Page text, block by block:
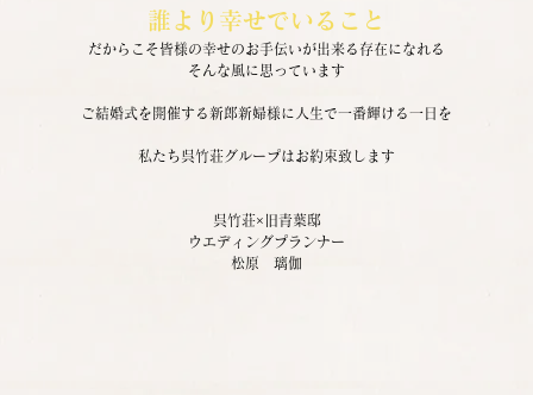
誰より幸せでいること
だからこそ皆様の幸せのお手伝いが出来る存在になれる
そんな風に思っています
ご結婚式を開催する新郎新婦様に人生で一番輝ける一日を
私たち呉竹荘グループはお約束致します
呉竹荘×旧青葉邸
ウエディングプランナー
松原　璃伽